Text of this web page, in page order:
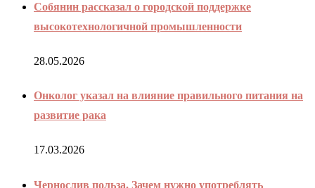
Собянин рассказал о городской поддержке
высокотехнологичной промышленности
28.05.2026
Онколог указал на влияние правильного питания на
развитие рака
17.03.2026
Чернослив польза. Зачем нужно употреблять